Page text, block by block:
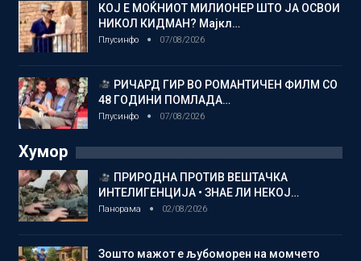
КОЈ Е МОЌНИОТ МИЛИОНЕР ШТО ЈА ОСВОИ
НИКОЛ КИДМАН? Мајкл…
Плусинфо 07/08/2026
РИЧАРД ГИР ВО РОМАНТИЧЕН ФИЛМ СО
48 ГОДИНИ ПОМЛАДА…
Плусинфо 07/08/2026
Хумор
ПРИРОДНА ПРОТИВ ВЕШТАЧКА
ИНТЕЛИГЕНЦИЈА • ЗНАЕ ЛИ НЕКОЈ…
Панорама 02/08/2026
Зошто мажот е љубоморен на момчето